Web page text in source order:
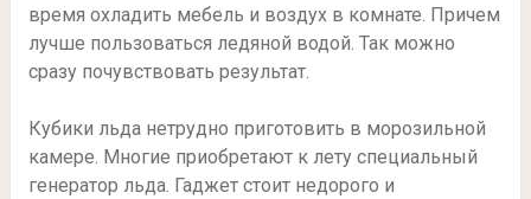
время охладить мебель и воздух в комнате. Причем
лучше пользоваться ледяной водой. Так можно
сразу почувствовать результат.
Кубики льда нетрудно приготовить в морозильной
камере. Многие приобретают к лету специальный
генератор льда. Гаджет стоит недорого и